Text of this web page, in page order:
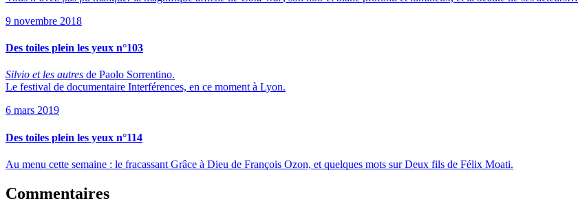
9 novembre 2018
Des toiles plein les yeux n°103
Silvio et les autres de Paolo Sorrentino.
Le festival de documentaire Interférences, en ce moment à Lyon.
6 mars 2019
Des toiles plein les yeux n°114
Au menu cette semaine : le fracassant Grâce à Dieu de François Ozon, et quelques mots sur Deux fils de Félix Moati.
Commentaires